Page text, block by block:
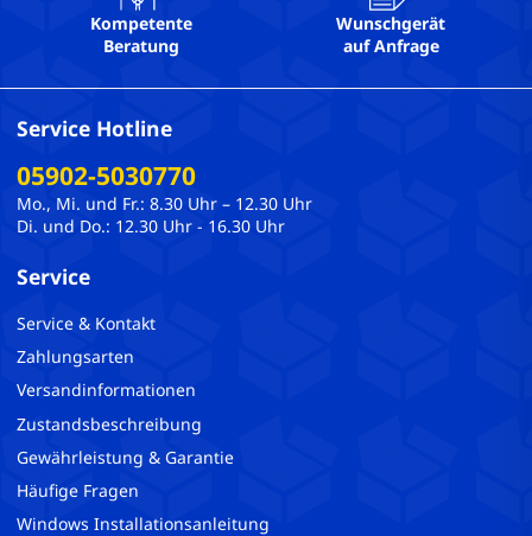
Kompetente
Beratung
Wunschgerät
auf Anfrage
Service Hotline
05902-5030770
Mo., Mi. und Fr.: 8.30 Uhr – 12.30 Uhr
Di. und Do.: 12.30 Uhr - 16.30 Uhr
Service
Service & Kontakt
Zahlungsarten
Versandinformationen
Zustandsbeschreibung
Gewährleistung & Garantie
Häufige Fragen
Windows Installationsanleitung